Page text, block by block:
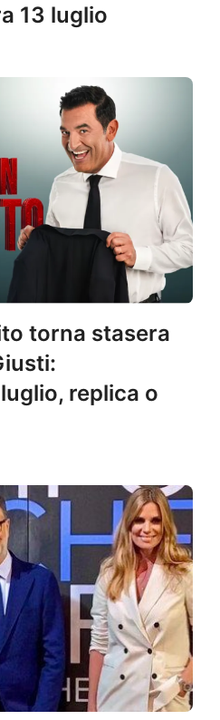
13 luglio
torna stasera
replica o